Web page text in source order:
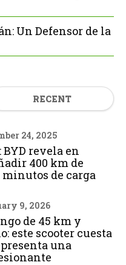
Un Defensor de la
RECENT
24, 2025
revela en
400 km de
minutos de carga
9, 2026
de 45 km y
este scooter cuesta
una